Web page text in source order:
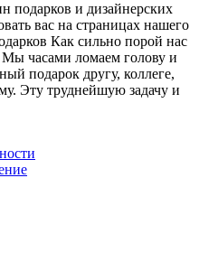
подарков и дизайнерских
вас на страницах нашего
Как сильно порой нас
Мы часами ломаем голову и
подарок другу, коллеге,
Эту труднейшую задачу и